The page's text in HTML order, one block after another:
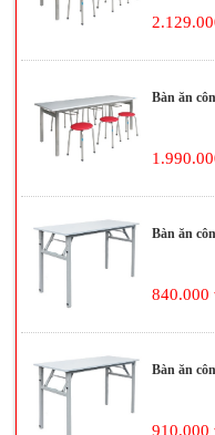
Bàn ăn
Bàn ăn
840.000
Bàn ăn
910.000